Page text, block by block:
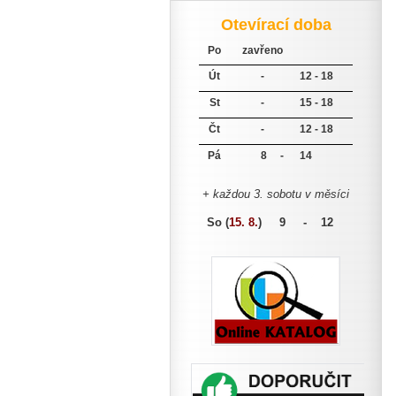
Otevírací doba
Po zavřeno
Út - 12 - 18
St - 15 - 18
Čt - 12 - 18
Pá 8 - 14
+ každou 3. sobotu v měsíci
So (15. 8.) 9 - 12